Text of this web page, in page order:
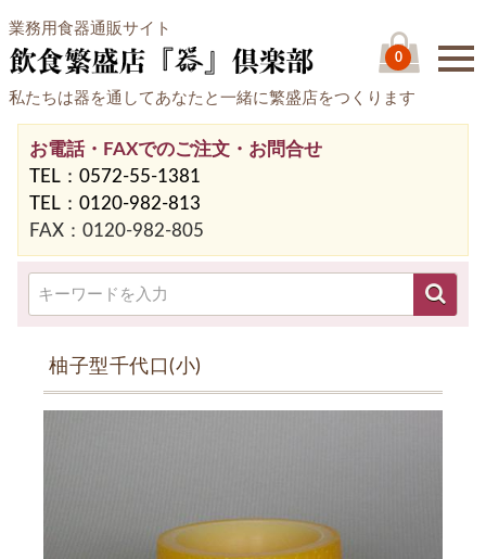
業務用食器通販サイト
私たちは器を通してあなたと一緒に繁盛店をつくります
0
お電話・FAXでのご注文・お問合せ
TEL：0572-55-1381
TEL：0120-982-813
FAX：0120-982-805
柚子型千代口(小)